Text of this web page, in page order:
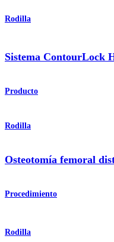
Rodilla
Sistema ContourLock
Producto
Rodilla
Osteotomía femoral
Procedimiento
Rodilla